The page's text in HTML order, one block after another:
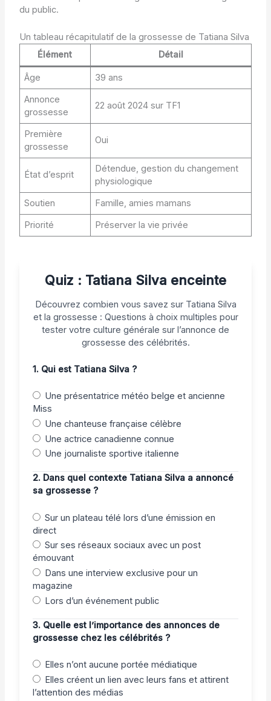
du public.
Un tableau récapitulatif de la grossesse de Tatiana Silva
Élément
Détail
Âge
39 ans
Annonce
grossesse
22 août 2024 sur TF1
Première
grossesse
Oui
État d’esprit
Détendue, gestion du changement
physiologique
Soutien
Famille, amies mamans
Priorité
Préserver la vie privée
Quiz : Tatiana Silva enceinte
Découvrez combien vous savez sur Tatiana Silva
et la grossesse : Questions à choix multiples pour
tester votre culture générale sur l’annonce de
grossesse des célébrités.
1. Qui est Tatiana Silva ?
Une présentatrice météo belge et ancienne
Miss
Une chanteuse française célèbre
Une actrice canadienne connue
Une journaliste sportive italienne
2. Dans quel contexte Tatiana Silva a annoncé
sa grossesse ?
Sur un plateau télé lors d’une émission en
direct
Sur ses réseaux sociaux avec un post
émouvant
Dans une interview exclusive pour un
magazine
Lors d’un événement public
3. Quelle est l’importance des annonces de
grossesse chez les célébrités ?
Elles n’ont aucune portée médiatique
Elles créent un lien avec leurs fans et attirent
l’attention des médias